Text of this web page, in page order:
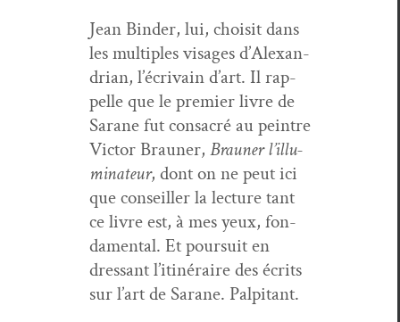
Jean Binder, lui, choisit dans
les mul­ti­ples vis­ages d’Alexan­
dri­an, l’écrivain d’art. Il rap­
pelle que le pre­mier livre de
Sarane fut con­sacré au pein­tre
Vic­tor Brauner, Brauner l’il­lu­
mi­na­teur, dont on ne peut ici
que con­seiller la lec­ture tant
ce livre est, à mes yeux, fon­
da­men­tal. Et pour­suit en
dres­sant l’it­inéraire des écrits
sur l’art de Sarane. Palpitant.